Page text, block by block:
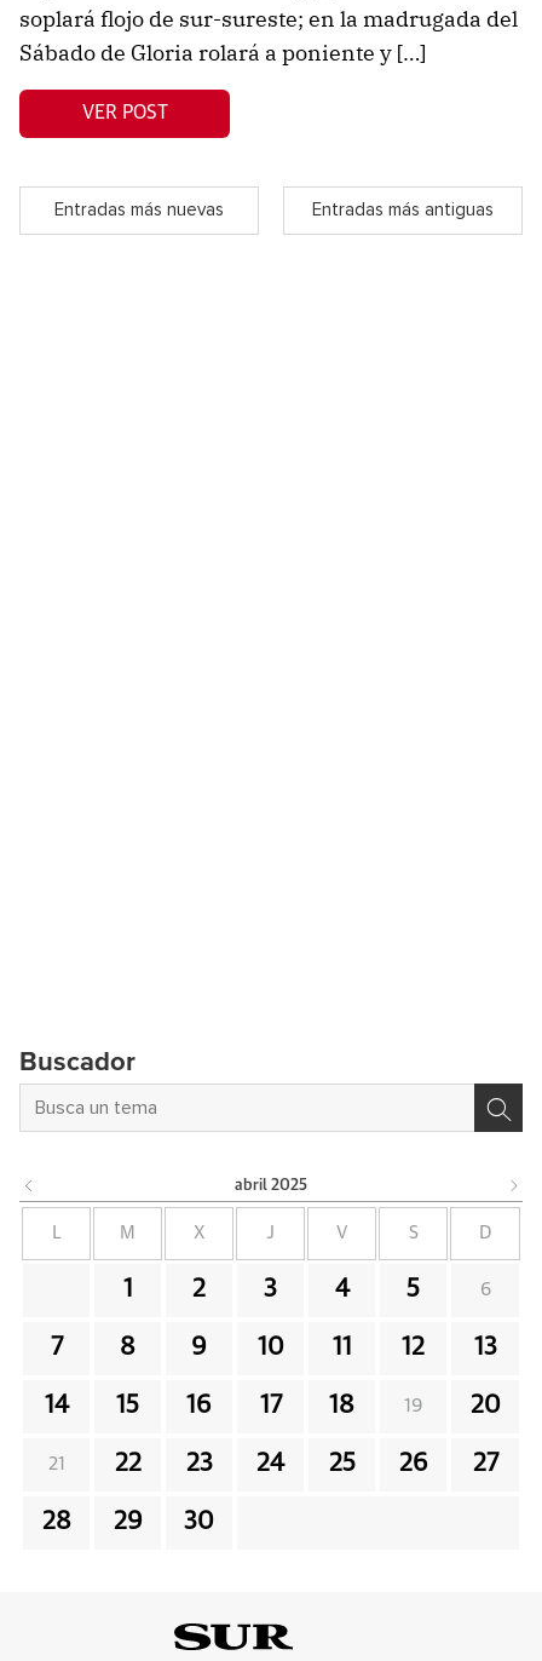
soplará flojo de sur-sureste; en la madrugada del
Sábado de Gloria rolará a poniente y […]
VER POST
Entradas más nuevas Entradas más antiguas
Buscador
abril 2025
M X J V S D
1 2 3 4 5 6
7 8 9 10 11 12 13
14 15 16 17 18 19 20
21 22 23 24 25 26 27
28 29 30